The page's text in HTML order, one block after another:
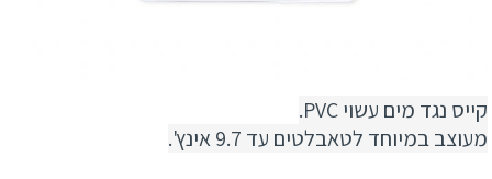
קייס נגד מים עשוי PVC.
מעוצב במיוחד לטאבלטים עד 9.7 אינץ'.